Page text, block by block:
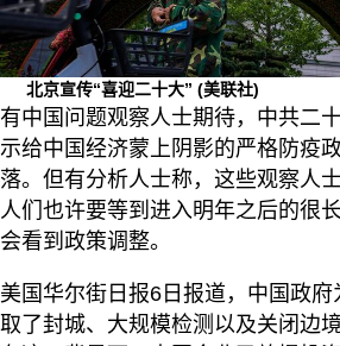
北京宣传“喜迎二十大”(美联社)
有中国问题观察人士期待，中共二
示给中国经济蒙上阴影的严格防疫
落。但有分析人士称，这些观察人
人们也许要等到进入明年之后的很
会看到政策调整。
美国华尔街日报6日报道，中国政府
取了封城、大规模检测以及关闭边